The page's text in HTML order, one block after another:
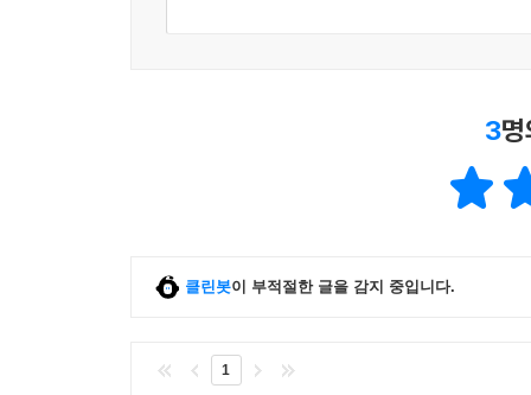
3
클린봇이 부적절한 글을 감지 중입니다.
1